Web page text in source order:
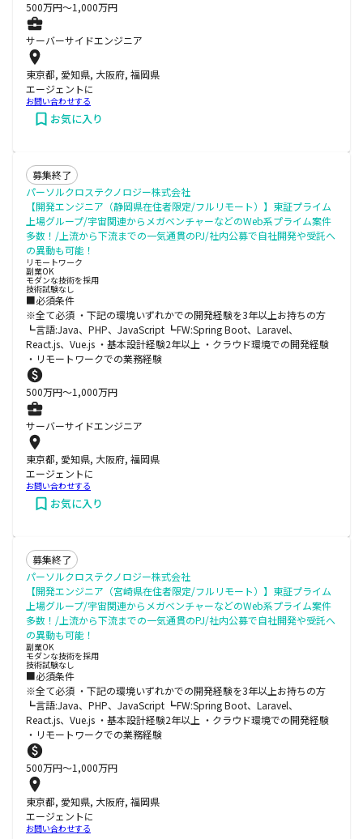
500万円〜1,000万円
サーバーサイドエンジニア
東京都, 愛知県, 大阪府, 福岡県
エージェントに
お問い合わせする
お気に入り
募集終了
パーソルクロステクノロジー株式会社
【開発エンジニア（静岡県在住者限定/フルリモート）】東証プライム
上場グループ/宇宙関連からメガベンチャーなどのWeb系プライム案件
多数！/上流から下流までの一気通貫のPJ/社内公募で自社開発や受託へ
の異動も可能！
リモートワーク
副業OK
モダンな技術を採用
技術試験なし
■必須条件
※全て必須 ・下記の環境いずれかでの開発経験を3年以上お持ちの方
┗言語:Java、PHP、JavaScript ┗FW:Spring Boot、Laravel、
React.js、Vue.js ・基本設計経験2年以上 ・クラウド環境での開発経験
・リモートワークでの業務経験
500万円〜1,000万円
サーバーサイドエンジニア
東京都, 愛知県, 大阪府, 福岡県
エージェントに
お問い合わせする
お気に入り
募集終了
パーソルクロステクノロジー株式会社
【開発エンジニア（宮崎県在住者限定/フルリモート）】東証プライム
上場グループ/宇宙関連からメガベンチャーなどのWeb系プライム案件
多数！/上流から下流までの一気通貫のPJ/社内公募で自社開発や受託へ
の異動も可能！
副業OK
モダンな技術を採用
技術試験なし
■必須条件
※全て必須 ・下記の環境いずれかでの開発経験を3年以上お持ちの方
┗言語:Java、PHP、JavaScript ┗FW:Spring Boot、Laravel、
React.js、Vue.js ・基本設計経験2年以上 ・クラウド環境での開発経験
・リモートワークでの業務経験
500万円〜1,000万円
東京都, 愛知県, 大阪府, 福岡県
エージェントに
お問い合わせする